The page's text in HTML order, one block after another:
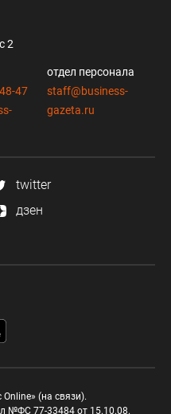
2
47
отдел персонала
staff@business-
gazeta.ru
twitter
дзен
(на связи).
№ФС 77-33484 от 15.10.08.